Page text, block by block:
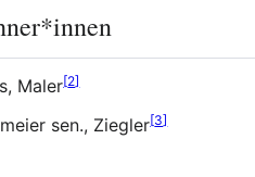
Maler[2]
sen., Ziegler[3]